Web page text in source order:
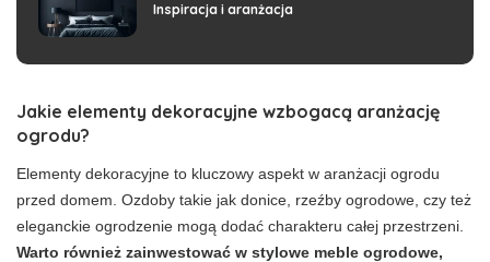
Inspiracja i aranżacja
Jakie elementy dekoracyjne wzbogacą aranżację
ogrodu?
Elementy dekoracyjne to kluczowy aspekt w aranżacji ogrodu
przed domem. Ozdoby takie jak donice, rzeźby ogrodowe, czy też
eleganckie ogrodzenie mogą dodać charakteru całej przestrzeni.
Warto również zainwestować w stylowe meble ogrodowe,